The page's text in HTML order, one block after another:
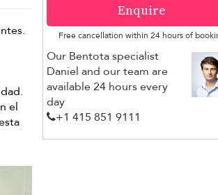
el
Enquire
Free cancellation within 24 hours of
Our Bentota specialist
Daniel and our team are
available 24 hours every
day
+1 ​415 851 9111